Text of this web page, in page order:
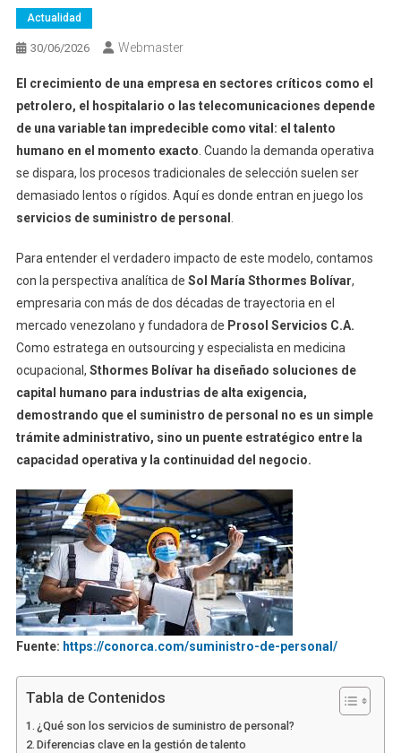
Actualidad
30/06/2026 Webmaster
El crecimiento de una empresa en sectores críticos como el
petrolero, el hospitalario o las telecomunicaciones depende
de una variable tan impredecible como vital: el talento
humano en el momento exacto. Cuando la demanda operativa
se dispara, los procesos tradicionales de selección suelen ser
demasiado lentos o rígidos. Aquí es donde entran en juego los
servicios de suministro de personal .
Para entender el verdadero impacto de este modelo, contamos
con la perspectiva analítica de Sol María Sthormes Bolívar,
empresaria con más de dos décadas de trayectoria en el
mercado venezolano y fundadora de Prosol Servicios C.A.
Como estratega en outsourcing y especialista en medicina
ocupacional, Sthormes Bolívar ha diseñado soluciones de
capital humano para industrias de alta exigencia,
demostrando que el suministro de personal no es un simple
trámite administrativo, sino un puente estratégico entre la
capacidad operativa y la continuidad del negocio.
Fuente: https://conorca.com/suministro-de-personal/
Tabla de Contenidos
¿Qué son los servicios de suministro de personal?
Diferencias clave en la gestión de talento